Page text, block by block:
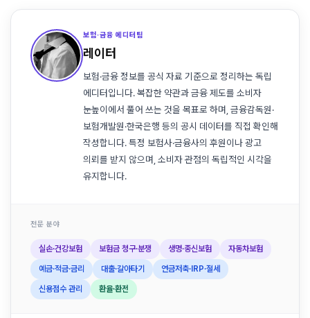
보험·금융 에디터팀
레이터
보험·금융 정보를 공식 자료 기준으로 정리하는 독립
에디터입니다. 복잡한 약관과 금융 제도를 소비자
눈높이에서 풀어 쓰는 것을 목표로 하며, 금융감독원·
보험개발원·한국은행 등의 공시 데이터를 직접 확인해
작성합니다. 특정 보험사·금융사의 후원이나 광고
의뢰를 받지 않으며, 소비자 관점의 독립적인 시각을
유지합니다.
전문 분야
실손·건강보험 보험금 청구·분쟁 생명·종신보험 자동차보험
예금·적금·금리 대출·갈아타기 연금저축·IRP·절세
신용점수 관리 환율·환전